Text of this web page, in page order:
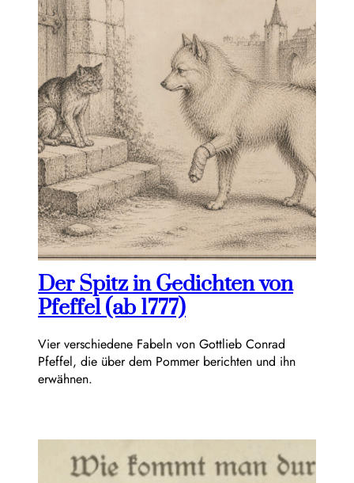
Der Spitz in Gedichten von
Pfeffel (ab 1777)
Vier verschiedene Fabeln von Gottlieb Conrad
Pfeffel, die über dem Pommer berichten und ihn
erwähnen.